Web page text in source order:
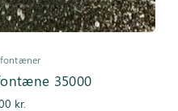
35000
kr.